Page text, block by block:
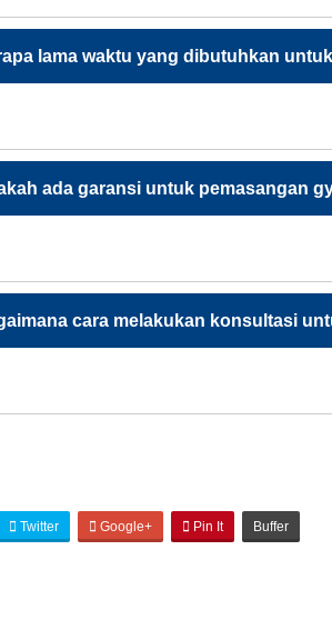
lama waktu yang dibutuhkan
ada garansi untuk pemasangan
cara melakukan konsultasi
Twitter Google+ Pin It Buffer